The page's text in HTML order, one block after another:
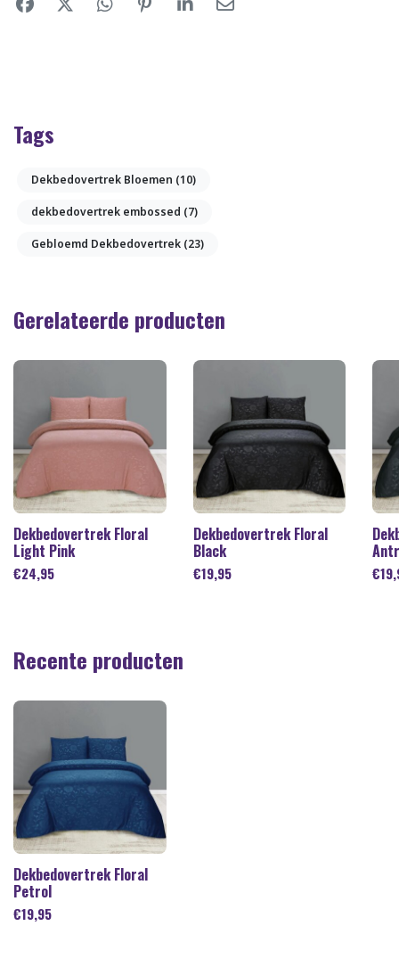
Tags
Dekbedovertrek Bloemen (10)
dekbedovertrek embossed (7)
Gebloemd Dekbedovertrek (23)
Gerelateerde producten
Dekbedovertrek Floral
Light Pink
€24,95
Dekbedovertrek Floral
Black
€19,95 €
Recente producten
Dekbedovertrek Floral
Petrol
€19,95